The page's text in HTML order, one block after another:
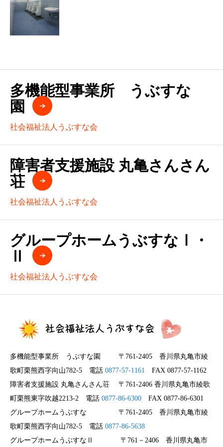
多機能型事業所 うぶすな
園
社会福祉法人うぶすな会
障害者支援施設 丸亀さんさん
荘
社会福祉法人うぶすな会
グループホームうぶすなⅠ・
社会福祉法人うぶすな会
多機能型事業所 うぶすな園 〒761-2405 香川県丸亀市綾
歌町栗熊西字向山782-5 電話 0877-57-1161 FAX 0877-57-1162
障害者支援施設 丸亀さんさん荘 〒761-2406 香川県丸亀市綾歌
町栗熊東字吹越2213-2 電話 0877-86-6300 FAX 0877-86-6301
グループホームうぶすな 〒761-2405 香川県丸亀市綾
歌町栗熊西字向山782-5 電話 0877-86-5638
グループホームうぶすなⅡ 〒761－2406 香川県丸亀市